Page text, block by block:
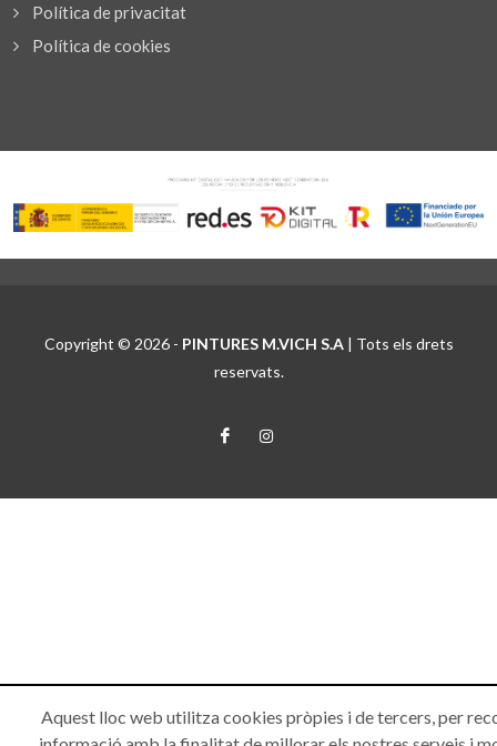
Política de privacitat
Política de cookies
Copyright © 2026 - PINTURES M.VICH S.A| Tots els drets
reservats.
Aquest lloc web utilitza cookies pròpies i de tercers, per